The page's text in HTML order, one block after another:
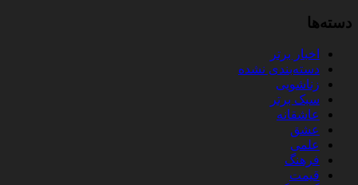
دسته‌ها
اخبار برتر
دسته‌بندی نشده
زناشویی
سبک برتر
عاشقانه
عشق
علمی
فرهنگ
قیمت